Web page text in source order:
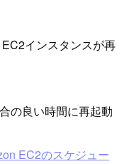
インスタンスが再
の良い時間に再起動
EC2のスケジュー